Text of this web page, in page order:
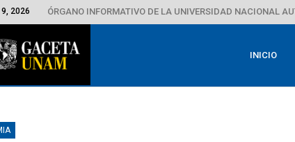
9, 2026 ÓRGANO INFORMATIVO DE LA UNIVERSIDAD NACIONAL
INICIO